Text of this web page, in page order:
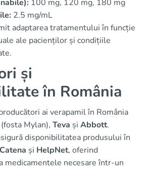
100 mg, 120 mg, 180 mg
2.5 mg/mL
adaptarea tratamentului în funcție
ale pacienților și condițiile
și
în România
ai verapamil în România
(fosta Mylan), Teva și Abbott.
disponibilitatea produsului în
Catena și HelpNet, oferind
medicamentele necesare într-un